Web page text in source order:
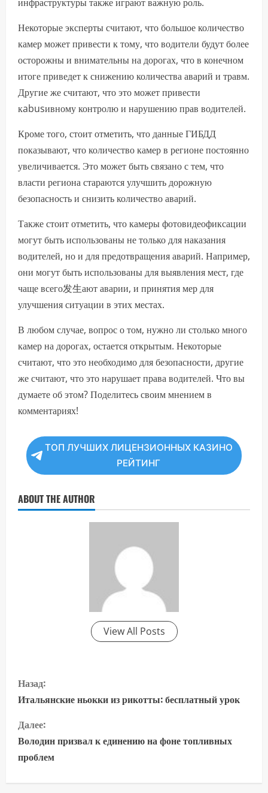
Некоторые эксперты считают, что большое количество
камер может привести к тому, что водители будут более
осторожны и внимательны на дорогах, что в конечном
итоге приведет к снижению количества аварий и травм.
Другие же считают, что это может привести
кabusивному контролю и нарушению прав водителей.
Кроме того, стоит отметить, что данные ГИБДД
показывают, что количество камер в регионе постоянно
увеличивается. Это может быть связано с тем, что
власти региона стараются улучшить дорожную
безопасность и снизить количество аварий.
Также стоит отметить, что камеры фотовидеофиксации
могут быть использованы не только для наказания
водителей, но и для предотвращения аварий. Например,
они могут быть использованы для выявления мест, где
чаще всего发生ают аварии, и принятия мер для
улучшения ситуации в этих местах.
В любом случае, вопрос о том, нужно ли столько много
камер на дорогах, остается открытым. Некоторые
считают, что это необходимо для безопасности, другие
же считают, что это нарушает права водителей. Что вы
думаете об этом? Поделитесь своим мнением в
комментариях!
ТОП ЛУЧШИХ ЛИЦЕНЗИОННЫХ КАЗИНО
РЕЙТИНГ
ABOUT THE AUTHOR
View All Posts
П
р
о
д
о
Назад:
Итальянские ньокки из рикотты: бесплатный урок
Далее:
Володин призвал к единению на фоне топливных
проблем